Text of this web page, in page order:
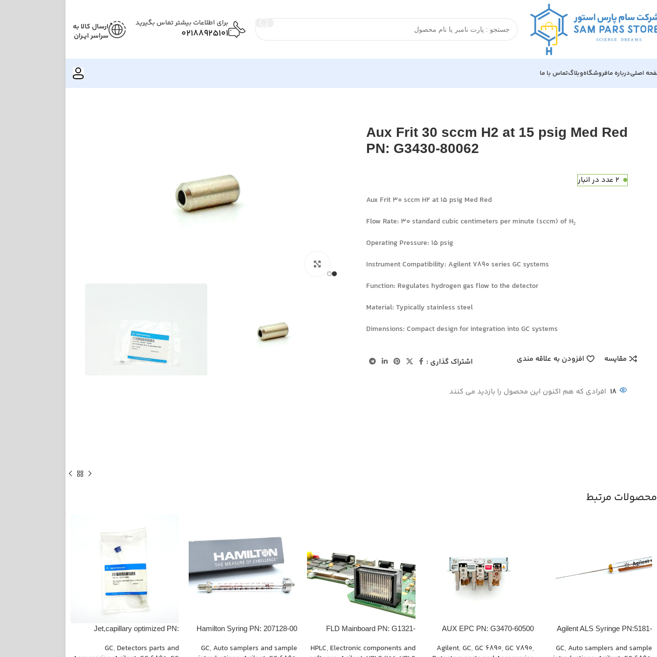
برای اطلاعات بیشتر تماس بگیرید
02188925101
ارسال کالا به
سراسر ایــران
اصلیدرباره مافروشگاهوبلاگتماس با ما
Aux Frit 30 sccm H2 at 15 psig Med Red
PN: G3430-80062
2 عدد در انبار
Aux Frit 30 sccm H2 at 15 psig Med Red
Flow Rate: 30 standard cubic centimeters per minute (sccm) of H₂
Operating Pressure: 15 psig
Instrument Compatibility: Agilent 7890 series GC systems
Function: Regulates hydrogen gas flow to the detector
Material: Typically stainless steel
Dimensions: Compact design for integration into GC systems
مقایسه افزودن به علاقه مندی اشتراک گذاری :
18 افرادی که هم اکنون این محصول را بازدید می کنند
محصولات مرتبط
Agilent ALS Syringe PN:5181-
GC, Auto samplers and sample
AUX EPC PN: G3470-60500
Agilent,GC,GC 6890,GC 7890,
FLD Mainboard PN: G1321-
HPLC, Electronic components and
Hamilton Syring PN: 207128-00
GC, Auto samplers and sample
Jet,capillary optimized PN:
GC, Detectors parts and